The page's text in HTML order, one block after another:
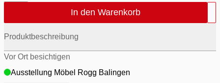
In den Warenkorb
Produktbeschreibung
Vor Ort besichtigen
Ausstellung Möbel Rogg Balingen